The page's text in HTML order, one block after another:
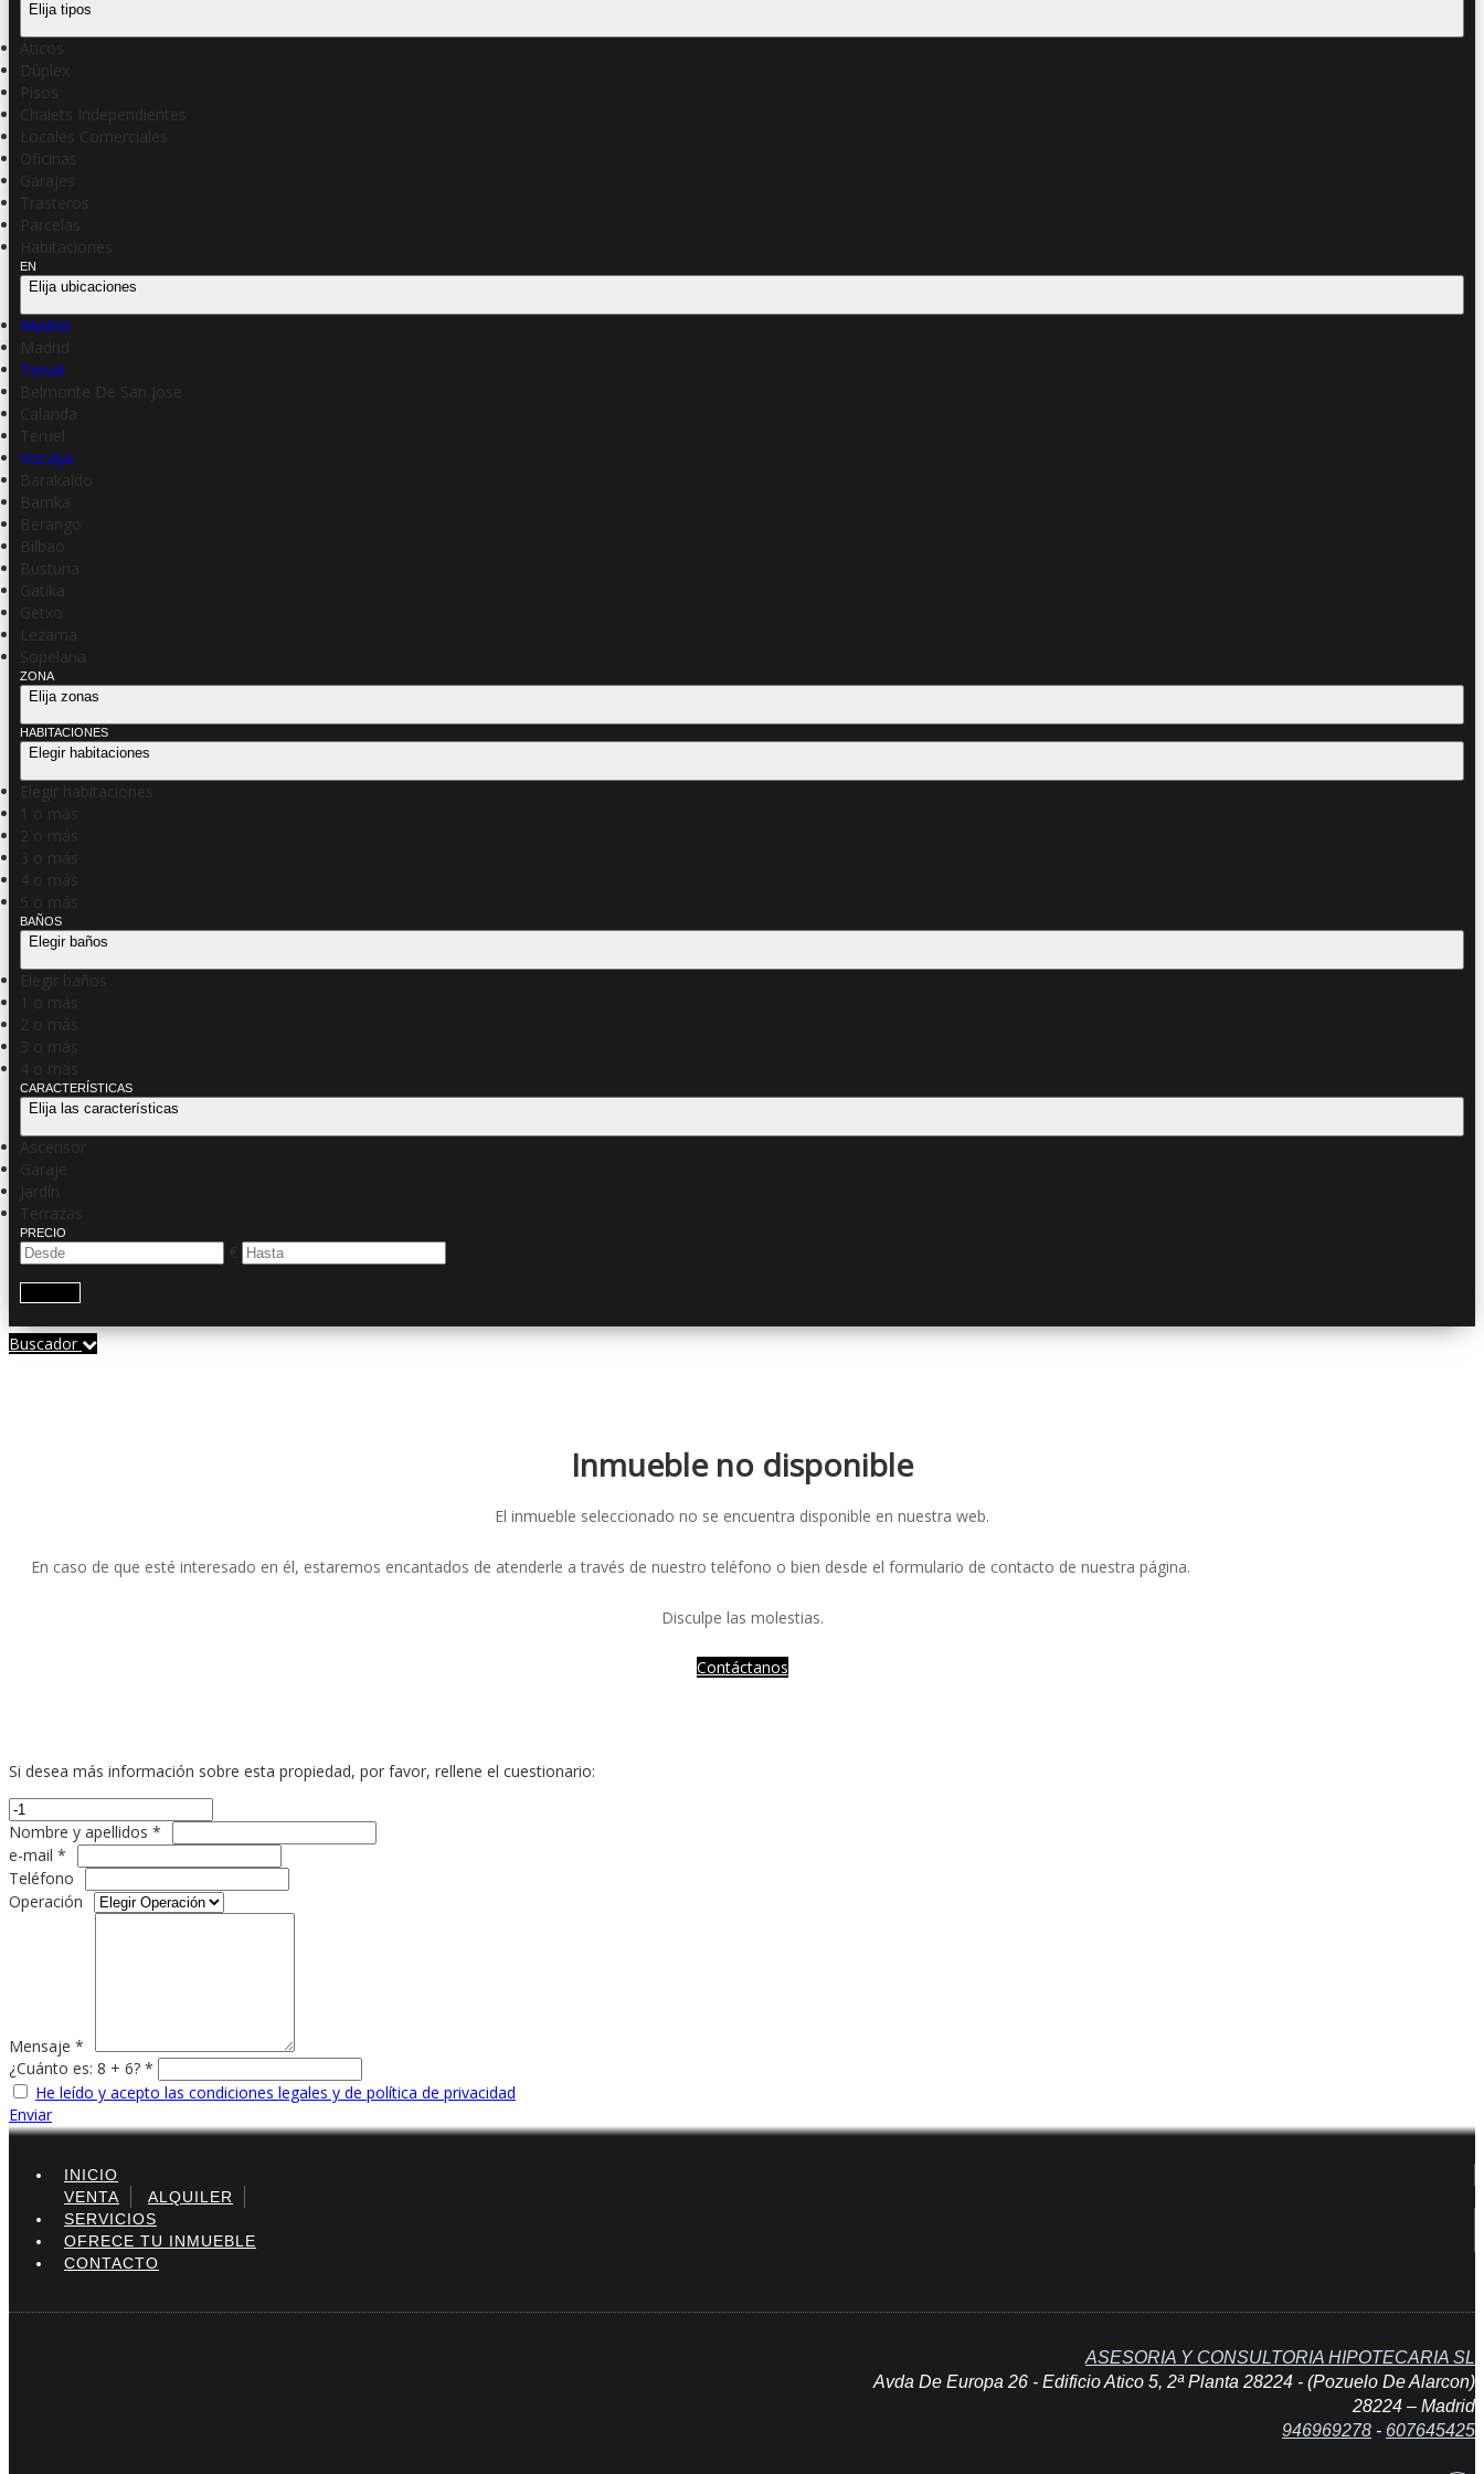
Elija tipos
Áticos
Dúplex
Pisos
Chalets Independientes
Locales Comerciales
Oficinas
Garajes
Trasteros
Parcelas
Habitaciones
EN
Elija ubicaciones
Madrid
Madrid
Teruel
Belmonte De San Jose
Calanda
Teruel
Vizcaya
Barakaldo
Barrika
Berango
Bilbao
Busturia
Gatika
Getxo
Lezama
Sopelana
ZONA
Elija zonas
HABITACIONES
Elegir habitaciones
Elegir habitaciones
1 o más
2 o más
3 o más
4 o más
5 o más
BAÑOS
Elegir baños
Elegir baños
1 o más
2 o más
3 o más
4 o más
CARACTERÍSTICAS
Elija las características
Ascensor
Garaje
Jardín
Terrazas
PRECIO
€
Buscador
Inmueble no disponible
El inmueble seleccionado no se encuentra disponible en nuestra web.
En caso de que esté interesado en él, estaremos encantados de atenderle a través de nuestro teléfono o bien desde el formulario de contacto de nuestra página.
Disculpe las molestias.
Contáctanos
Si desea más información sobre esta propiedad, por favor, rellene el cuestionario:
Nombre y apellidos *
e-mail *
Teléfono
Operación
Mensaje *
¿Cuánto es: 8 + 6? *
He leído y acepto las condiciones legales y de política de privacidad
Enviar
INICIO
VENTA
ALQUILER
SERVICIOS
OFRECE TU INMUEBLE
CONTACTO
ASESORIA Y CONSULTORIA HIPOTECARIA SL
Avda De Europa 26 - Edificio Atico 5, 2ª Planta 28224 - (Pozuelo De Alarcon)
28224 – Madrid
946969278 - 607645425